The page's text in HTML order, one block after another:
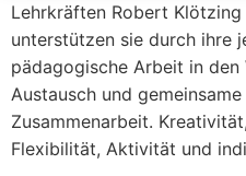
Lehrkräften Robert Klötzing
unterstützen sie durch ihre
pädagogische Arbeit in den
Austausch und
Zusammenarbeit.
Flexibilität, Aktivität und